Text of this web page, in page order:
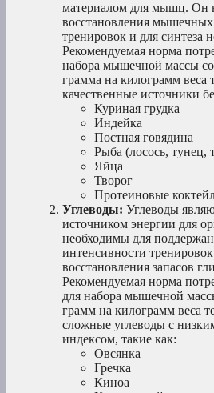
материалом для мышц. Он
восстановления
тренировок и для синтеза
Рекомендуемая норма
набора мышечной массы
грамма на килограмм веса
качественные источники
Куриная грудка
Индейка
Постная говядина
Рыба (лосось, тунец,
Яйца
Творог
Протеиновые
Углеводы: Углеводы
источником энергии для
необходимы для
интенсивности
восстановления запасов
Рекомендуемая норма
для набора мышечной
грамм на килограмм веса
сложные углеводы с
индексом, такие как:
Овсянка
Гречка
Киноа